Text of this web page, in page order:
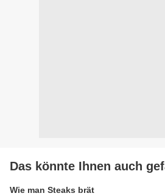
Das könnte Ihnen auch
Wie man Steaks brät